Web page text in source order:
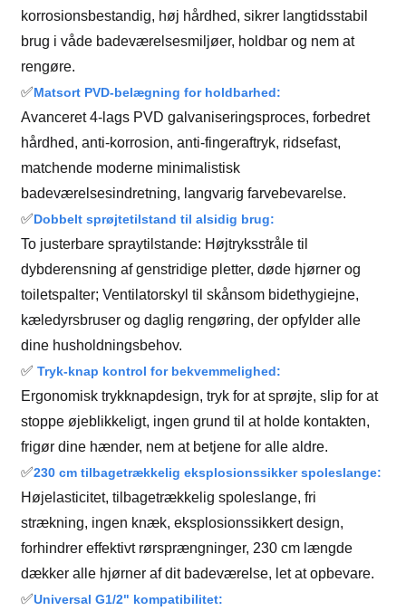
korrosionsbestandig, høj hårdhed, sikrer langtidsstabil
brug i våde badeværelsesmiljøer, holdbar og nem at
rengøre.
✅Matsort PVD-belægning for holdbarhed:
Avanceret 4-lags PVD galvaniseringsproces, forbedret
hårdhed, anti-korrosion, anti-fingeraftryk, ridsefast,
matchende moderne minimalistisk
badeværelsesindretning, langvarig farvebevarelse.
✅Dobbelt sprøjtetilstand til alsidig brug:
To justerbare spraytilstande: Højtryksstråle til
dybderensning af genstridige pletter, døde hjørner og
toiletspalter; Ventilatorskyl til skånsom bidethygiejne,
kæledyrsbruser og daglig rengøring, der opfylder alle
dine husholdningsbehov.
✅Tryk-knap kontrol for bekvemmelighed:
Ergonomisk trykknapdesign, tryk for at sprøjte, slip for at
stoppe øjeblikkeligt, ingen grund til at holde kontakten,
frigør dine hænder, nem at betjene for alle aldre.
✅230 cm tilbagetrækkelig eksplosionssikker spoleslange:
Højelasticitet, tilbagetrækkelig spoleslange, fri
strækning, ingen knæk, eksplosionssikkert design,
forhindrer effektivt rørsprængninger, 230 cm længde
dækker alle hjørner af dit badeværelse, let at opbevare.
✅Universal G1/2" kompatibilitet: